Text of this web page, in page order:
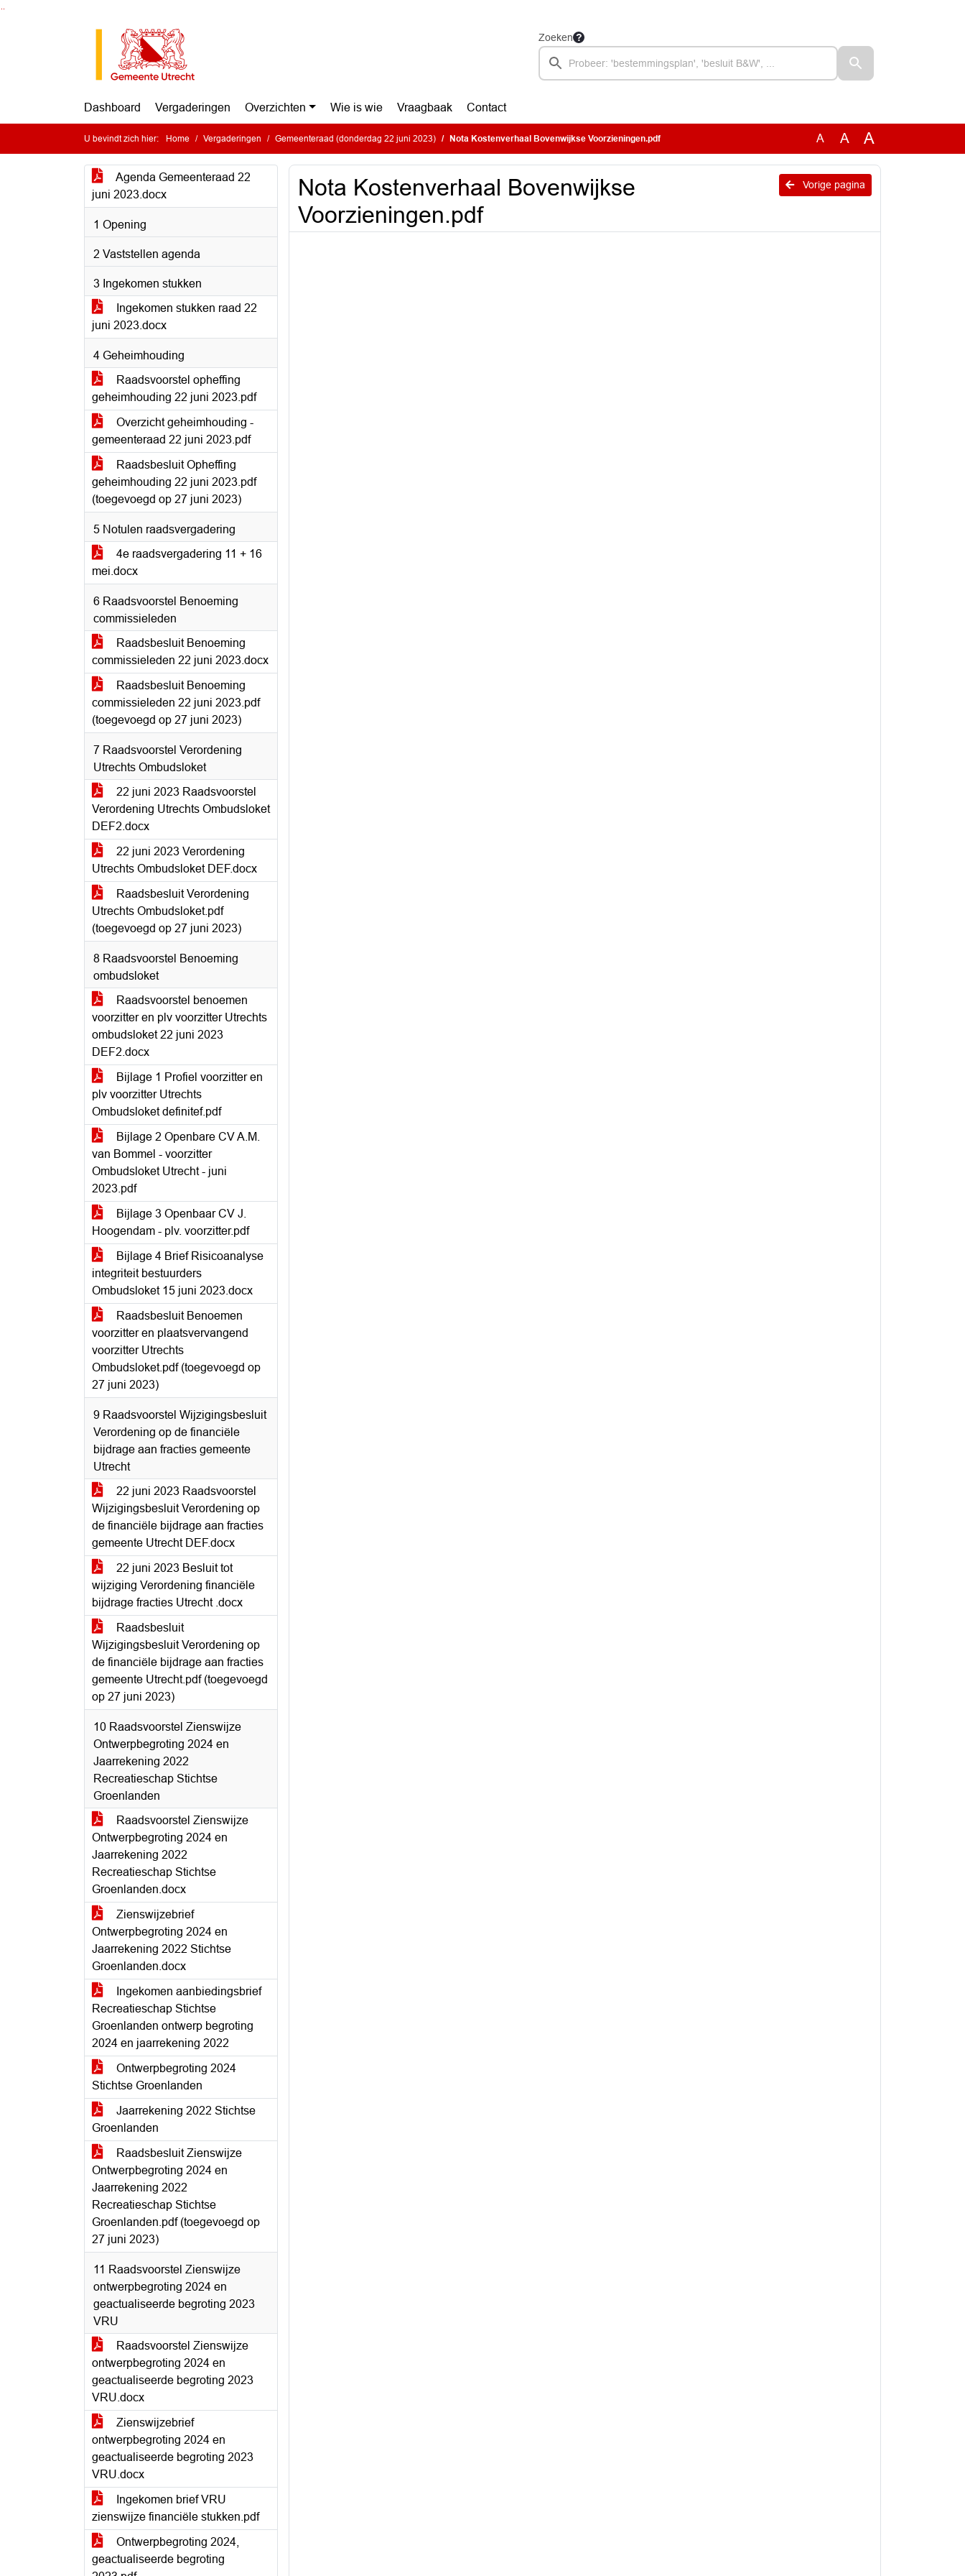
Zoeken
Dashboard Vergaderingen Overzichten Wie is wie Vraagbaak Contact
U bevindt zich hier: Home Vergaderingen Gemeenteraad (donderdag 22 juni 2023) Nota Kostenverhaal Bovenwijkse Voorzieningen.pdf A A A
Agenda Gemeenteraad 22
juni 2023.docx
1 Opening
2 Vaststellen agenda
3 Ingekomen stukken
Ingekomen stukken raad 22
juni 2023.docx
4 Geheimhouding
Raadsvoorstel opheffing
geheimhouding 22 juni 2023.pdf
Overzicht geheimhouding -
gemeenteraad 22 juni 2023.pdf
Raadsbesluit Opheffing
geheimhouding 22 juni 2023.pdf
(toegevoegd op 27 juni 2023)
5 Notulen raadsvergadering
4e raadsvergadering 11 + 16
mei.docx
6 Raadsvoorstel Benoeming
commissieleden
Raadsbesluit Benoeming
commissieleden 22 juni 2023.docx
Raadsbesluit Benoeming
commissieleden 22 juni 2023.pdf
(toegevoegd op 27 juni 2023)
7 Raadsvoorstel Verordening
Utrechts Ombudsloket
22 juni 2023 Raadsvoorstel
Verordening Utrechts Ombudsloket
DEF2.docx
22 juni 2023 Verordening
Utrechts Ombudsloket DEF.docx
Raadsbesluit Verordening
Utrechts Ombudsloket.pdf
(toegevoegd op 27 juni 2023)
8 Raadsvoorstel Benoeming
ombudsloket
Raadsvoorstel benoemen
voorzitter en plv voorzitter Utrechts
ombudsloket 22 juni 2023
DEF2.docx
Bijlage 1 Profiel voorzitter en
plv voorzitter Utrechts
Ombudsloket definitef.pdf
Bijlage 2 Openbare CV A.M.
van Bommel - voorzitter
Ombudsloket Utrecht - juni
2023.pdf
Bijlage 3 Openbaar CV J.
Hoogendam - plv. voorzitter.pdf
Bijlage 4 Brief Risicoanalyse
integriteit bestuurders
Ombudsloket 15 juni 2023.docx
Raadsbesluit Benoemen
voorzitter en plaatsvervangend
voorzitter Utrechts
Ombudsloket.pdf (toegevoegd op
27 juni 2023)
9 Raadsvoorstel Wijzigingsbesluit
Verordening op de financiële
bijdrage aan fracties gemeente
Utrecht
22 juni 2023 Raadsvoorstel
Wijzigingsbesluit Verordening op
de financiële bijdrage aan fracties
gemeente Utrecht DEF.docx
22 juni 2023 Besluit tot
wijziging Verordening financiële
bijdrage fracties Utrecht .docx
Raadsbesluit
Wijzigingsbesluit Verordening op
de financiële bijdrage aan fracties
gemeente Utrecht.pdf (toegevoegd
op 27 juni 2023)
10 Raadsvoorstel Zienswijze
Ontwerpbegroting 2024 en
Jaarrekening 2022
Recreatieschap Stichtse
Groenlanden
Raadsvoorstel Zienswijze
Ontwerpbegroting 2024 en
Jaarrekening 2022
Recreatieschap Stichtse
Groenlanden.docx
Zienswijzebrief
Ontwerpbegroting 2024 en
Jaarrekening 2022 Stichtse
Groenlanden.docx
Ingekomen aanbiedingsbrief
Recreatieschap Stichtse
Groenlanden ontwerp begroting
2024 en jaarrekening 2022
Ontwerpbegroting 2024
Stichtse Groenlanden
Jaarrekening 2022 Stichtse
Groenlanden
Raadsbesluit Zienswijze
Ontwerpbegroting 2024 en
Jaarrekening 2022
Recreatieschap Stichtse
Groenlanden.pdf (toegevoegd op
27 juni 2023)
11 Raadsvoorstel Zienswijze
ontwerpbegroting 2024 en
geactualiseerde begroting 2023
VRU
Raadsvoorstel Zienswijze
ontwerpbegroting 2024 en
geactualiseerde begroting 2023
VRU.docx
Zienswijzebrief
ontwerpbegroting 2024 en
geactualiseerde begroting 2023
VRU.docx
Ingekomen brief VRU
zienswijze financiële stukken.pdf
Ontwerpbegroting 2024,
geactualiseerde begroting
Vorige pagina
Nota Kostenverhaal Bovenwijkse
Voorzieningen.pdf